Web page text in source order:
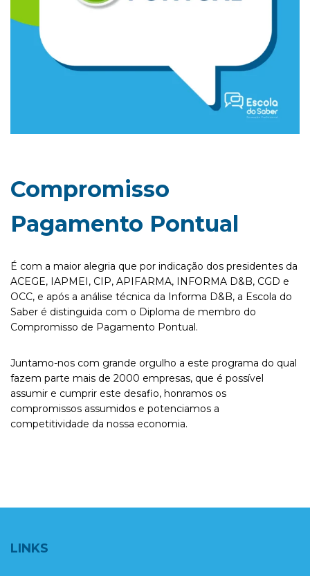
Compromisso
Pagamento Pontual
É com a maior alegria que por indicação dos presidentes da
ACEGE, IAPMEI, CIP, APIFARMA, INFORMA D&B, CGD e
OCC, e após a análise técnica da Informa D&B, a Escola do
Saber é distinguida com o Diploma de membro do
Compromisso de Pagamento Pontual.
Juntamo-nos com grande orgulho a este programa do qual
fazem parte mais de 2000 empresas, que é possível
assumir e cumprir este desafio, honramos os
compromissos assumidos e potenciamos a
competitividade da nossa economia.
LINKS